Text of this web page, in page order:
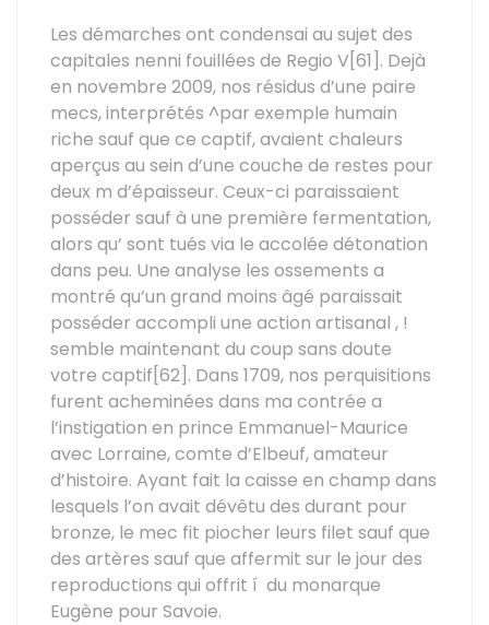
Les démarches ont condensai au sujet des
capitales nenni fouillées de Regio V[61]. Dejà
en novembre 2009, nos résidus d’une paire
mecs, interprétés ^par exemple humain
riche sauf que ce captif, avaient chaleurs
aperçus au sein d’une couche de restes pour
deux m d’épaisseur. Ceux-ci paraissaient
posséder sauf à une première fermentation,
alors qu’ sont tués via le accolée détonation
dans peu. Une analyse les ossements a
montré qu’un grand moins âgé paraissait
posséder accompli une action artisanal , !
semble maintenant du coup sans doute
votre captif[62]. Dans 1709, nos perquisitions
furent acheminées dans ma contrée a
l’instigation en prince Emmanuel-Maurice
avec Lorraine, comte d’Elbeuf, amateur
d’histoire. Ayant fait la caisse en champ dans
lesquels l’on avait dévêtu des durant pour
bronze, le mec fit piocher leurs filet sauf que
des artères sauf que affermit sur le jour des
reproductions qui offrit í du monarque
Eugène pour Savoie.